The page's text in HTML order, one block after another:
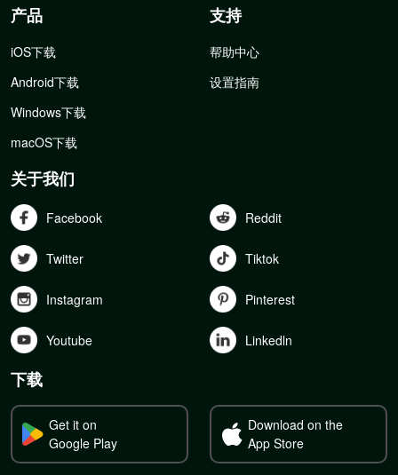
产品
iOS下载
Android下载
Windows下载
macOS下载
支持
帮助中心
设置指南
关于我们
Facebook Reddit
Twitter Tiktok
Instagram Pinterest
Youtube Linkedln
下载
Get it on
Google Play
Download on the
App Store